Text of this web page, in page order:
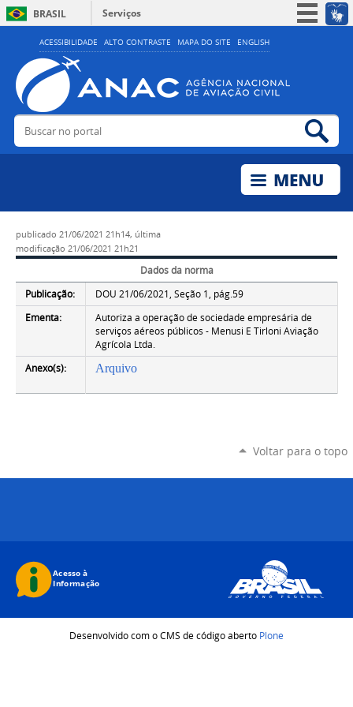
ACESSIBILIDADE ALTO CONTRASTE MAPA DO SITE ENGLISH
BRASIL
Serviços
Simplifique!
Acesso à informação
Legislação
Buscar no portal
publicado 21/06/2021 21h14, última
modificação 21/06/2021 21h21
Dados da norma
Publicação:
DOU 21/06/2021, Seção 1, pág.59
Ementa:
Autoriza a operação de sociedade empresária de
serviços aéreos públicos - Menusi E Tirloni Aviação
Agrícola Ltda.
Anexo(s):
Arquivo
Voltar para o topo
Desenvolvido com o CMS de código aberto Plone